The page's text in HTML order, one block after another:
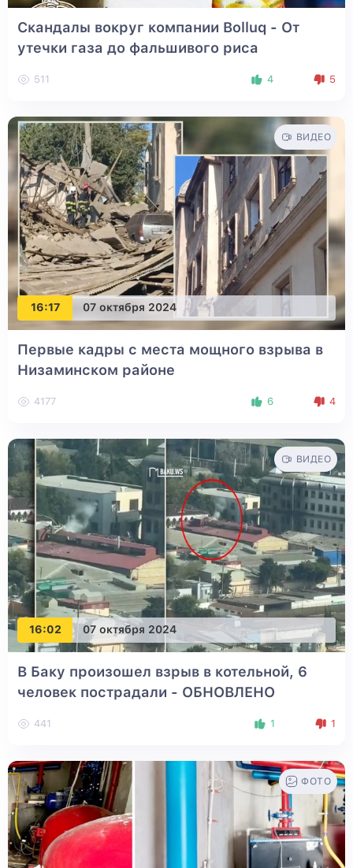
Скандалы вокруг компании Bolluq - От
утечки газа до фальшивого риса
511 4 5
16:17 07 октября 2024
ВИДЕО
Первые кадры с места мощного взрыва в
Низаминском районе
4177 6 4
16:02 07 октября 2024
ВИДЕО
В Баку произошел взрыв в котельной, 6
человек пострадали - ОБНОВЛЕНО
441 1 1
ФОТО